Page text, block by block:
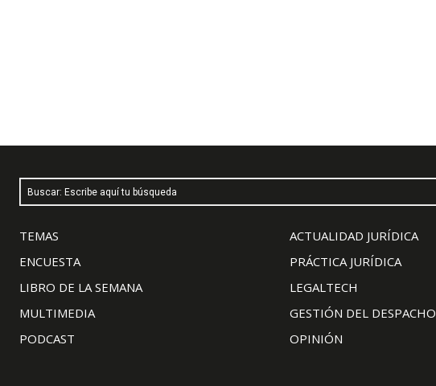
Buscar: Escribe aquí tu búsqueda
TEMAS
ENCUESTA
LIBRO DE LA SEMANA
MULTIMEDIA
PODCAST
ACTUALIDAD JURÍDICA
PRÁCTICA JURÍDICA
LEGALTECH
GESTIÓN DEL DESPACHO
OPINIÓN